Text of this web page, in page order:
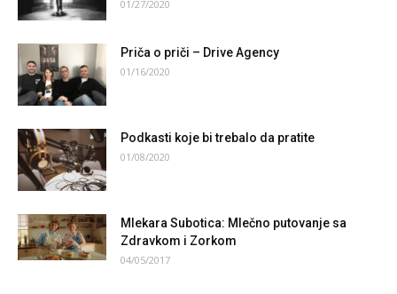
01/27/2020
Priča o priči – Drive Agency
01/16/2020
Podkasti koje bi trebalo da pratite
01/08/2020
Mlekara Subotica: Mlečno putovanje sa
Zdravkom i Zorkom
04/05/2017